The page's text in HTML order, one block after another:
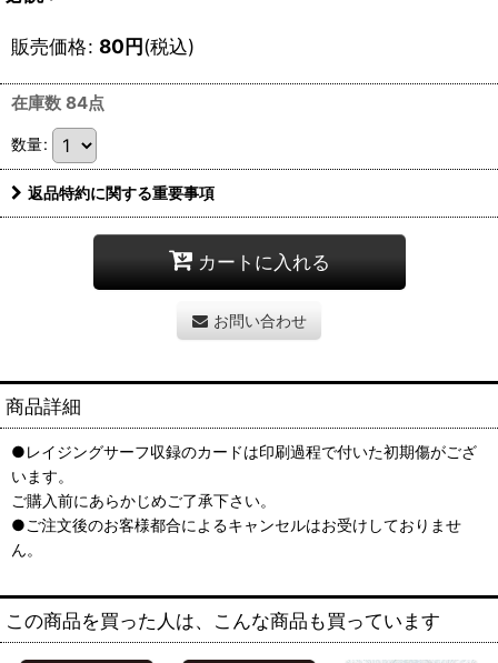
販売価格: 80円(税込)
在庫数 84点
数量:
返品特約に関する重要事項
カートに入れる
お問い合わせ
商品詳細
●レイジングサーフ収録のカードは印刷過程で付いた初期傷がござ
います。
ご購入前にあらかじめご了承下さい。
●ご注文後のお客様都合によるキャンセルはお受けしておりませ
ん。
この商品を買った人は、こんな商品も買っています